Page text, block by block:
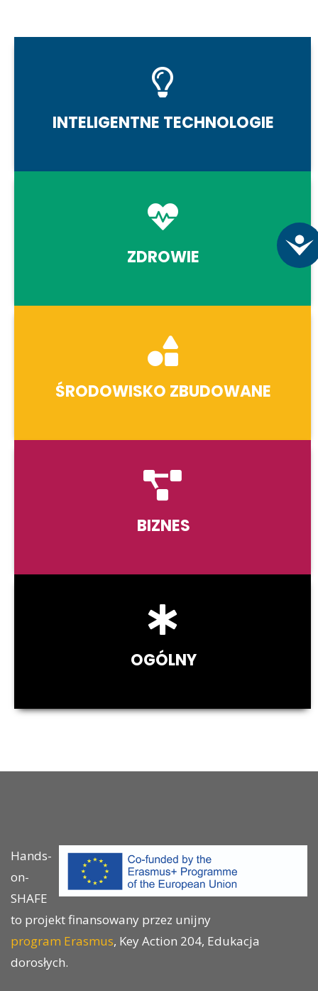
INTELIGENTNE TECHNOLOGIE
ZDROWIE
ŚRODOWISKO ZBUDOWANE
BIZNES
OGÓLNY
Hands-
on-
SHAFE
to projekt finansowany przez unijny
program Erasmus, Key Action 204, Edukacja
dorosłych.